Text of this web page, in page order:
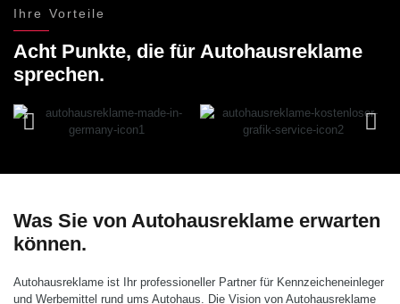
Ihre Vorteile
Acht Punkte, die für Autohausreklame
sprechen.
Was Sie von Autohausreklame erwarten
können.
Autohausreklame ist Ihr professioneller Partner für Kennzeicheneinleger
und Werbemittel rund ums Autohaus. Die Vision von Autohausreklame